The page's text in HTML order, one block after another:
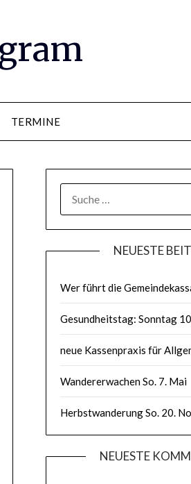
TERMINE
NACH:
NEUESTE
Wer führt die
Gesundheitstag: Sonntag
neue Kassenpraxis für
Wandererwachen So. 7. Mai
Herbstwanderung So. 20.
NEUESTE